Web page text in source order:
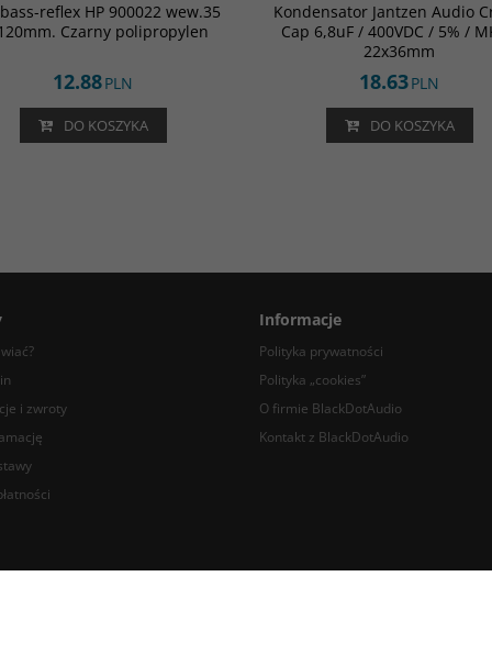
reflex HP 900022 wew.35
Czarny polipropylen
12.88PLN
DO KOSZYKA
Kondensator Jantzen Audio
Cap 6,8uF / 400VDC / 5% /
22x36mm
18.63PLN
DO KOSZYKA
i zwroty
Informacje
Polityka prywatności
Polityka „cookies”
O firmie BlackDotAudio
Kontakt z BlackDotAudio